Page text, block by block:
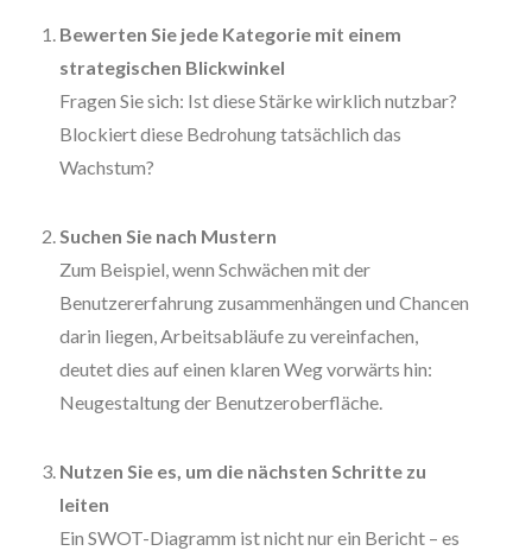
Bewerten Sie jede Kategorie mit einem
strategischen Blickwinkel
Fragen Sie sich: Ist diese Stärke wirklich nutzbar?
Blockiert diese Bedrohung tatsächlich das
Wachstum?
Suchen Sie nach Mustern
Zum Beispiel, wenn Schwächen mit der
Benutzererfahrung zusammenhängen und Chancen
darin liegen, Arbeitsabläufe zu vereinfachen,
deutet dies auf einen klaren Weg vorwärts hin:
Neugestaltung der Benutzeroberfläche.
Nutzen Sie es, um die nächsten Schritte zu
leiten
Ein SWOT-Diagramm ist nicht nur ein Bericht – es